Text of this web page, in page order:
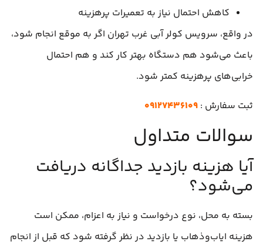
کاهش احتمال نیاز به تعمیرات پرهزینه
در واقع، سرویس کولر آبی غرب تهران اگر به موقع انجام شود،
باعث می‌شود هم دستگاه بهتر کار کند و هم احتمال
خرابی‌های پرهزینه کمتر شود.
ثبت سفارش : ۰۹۱۲۷۴۳۶۱۰۹
سوالات متداول
آیا هزینه بازدید جداگانه دریافت
می‌شود؟
بسته به محل، نوع درخواست و نیاز به اعزام، ممکن است
هزینه ایاب‌وذهاب یا بازدید در نظر گرفته شود که قبل از انجام